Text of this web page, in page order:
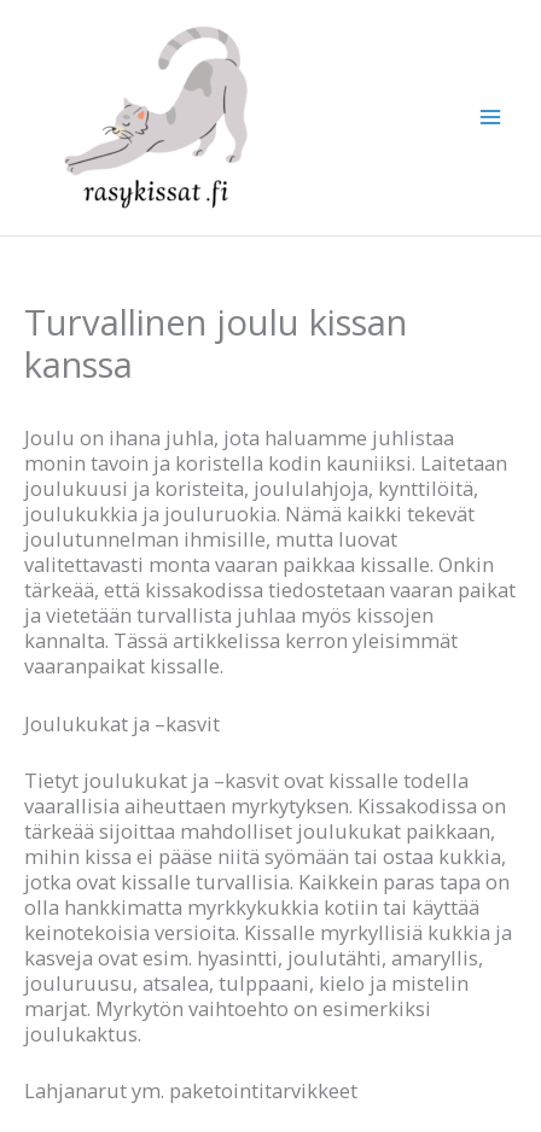
Turvallinen joulu kissan
kanssa
Joulu on ihana juhla, jota haluamme juhlistaa
monin tavoin ja koristella kodin kauniiksi. Laitetaan
joulukuusi ja koristeita, joululahjoja, kynttilöitä,
joulukukkia ja jouluruokia. Nämä kaikki tekevät
joulutunnelman ihmisille, mutta luovat
valitettavasti monta vaaran paikkaa kissalle. Onkin
tärkeää, että kissakodissa tiedostetaan vaaran paikat
ja vietetään turvallista juhlaa myös kissojen
kannalta. Tässä artikkelissa kerron yleisimmät
vaaranpaikat kissalle.
Joulukukat ja –kasvit
Tietyt joulukukat ja –kasvit ovat kissalle todella
vaarallisia aiheuttaen myrkytyksen. Kissakodissa on
tärkeää sijoittaa mahdolliset joulukukat paikkaan,
mihin kissa ei pääse niitä syömään tai ostaa kukkia,
jotka ovat kissalle turvallisia. Kaikkein paras tapa on
olla hankkimatta myrkkykukkia kotiin tai käyttää
keinotekoisia versioita. Kissalle myrkyllisiä kukkia ja
kasveja ovat esim. hyasintti, joulutähti, amaryllis,
jouluruusu, atsalea, tulppaani, kielo ja mistelin
marjat. Myrkytön vaihtoehto on esimerkiksi
joulukaktus.
Lahjanarut ym. paketointitarvikkeet